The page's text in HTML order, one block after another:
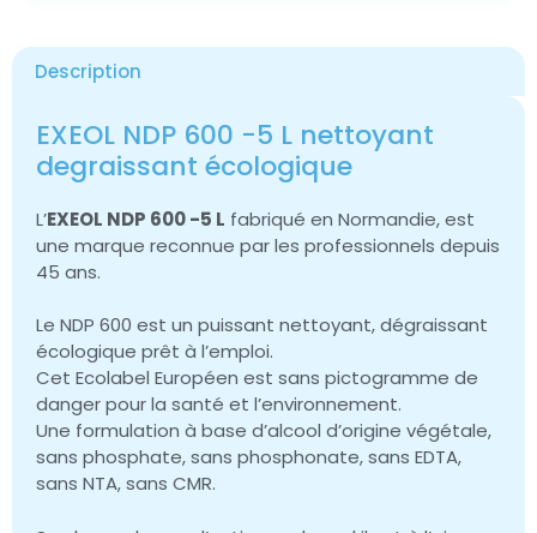
Description
EXEOL NDP 600 -5 L nettoyant
degraissant écologique
L’EXEOL NDP 600 -5 L fabriqué en Normandie, est
une marque reconnue par les professionnels depuis
45 ans.
Le NDP 600 est un puissant nettoyant, dégraissant
écologique prêt à l’emploi.
Cet Ecolabel Européen est sans pictogramme de
danger pour la santé et l’environnement.
Une formulation à base d’alcool d’origine végétale,
sans phosphate, sans phosphonate, sans EDTA,
sans NTA, sans CMR.